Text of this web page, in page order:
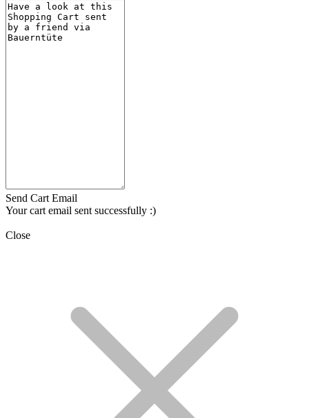
Send Cart Email
Your cart email sent successfully :)
Close